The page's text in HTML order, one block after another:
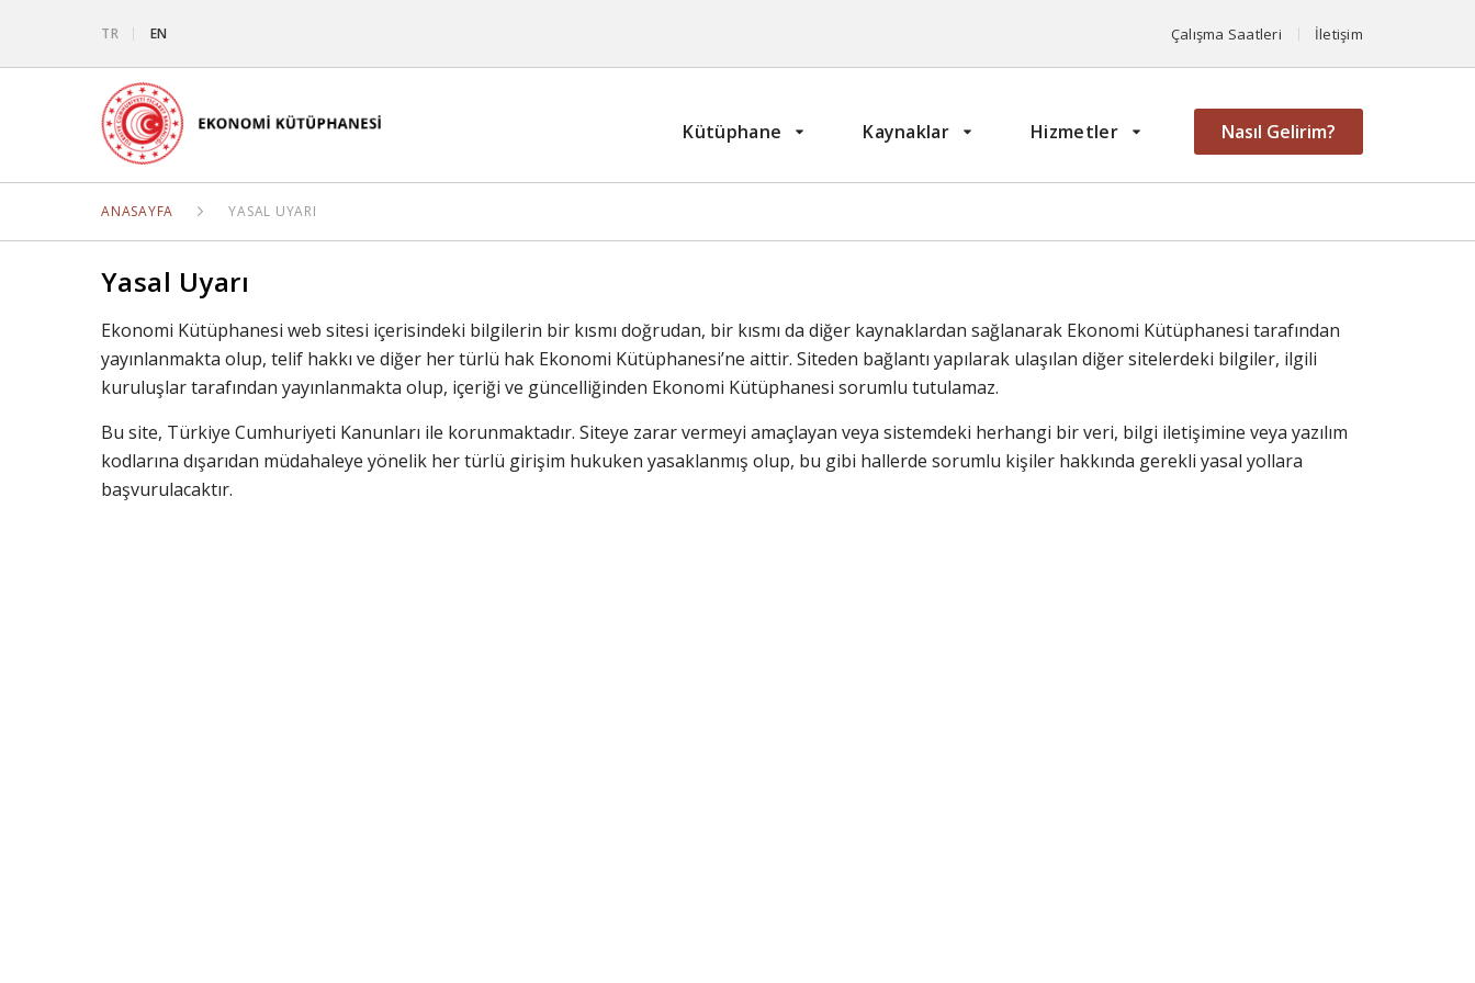
TR EN İletişim
Çalışma Saatleri
Kütüphane Kaynaklar Hizmetler Nasıl Gelirim?
ANASAYFA YASAL UYARI
Yasal Uyarı
Ekonomi Kütüphanesi web sitesi içerisindeki bilgilerin bir kısmı doğrudan, bir kısmı da diğer kaynaklardan sağlanarak Ekonomi Kütüphanesi tarafından
yayınlanmakta olup, telif hakkı ve diğer her türlü hak Ekonomi Kütüphanesi’ne aittir. Siteden bağlantı yapılarak ulaşılan diğer sitelerdeki bilgiler, ilgili
kuruluşlar tarafından yayınlanmakta olup, içeriği ve güncelliğinden Ekonomi Kütüphanesi sorumlu tutulamaz.
Bu site, Türkiye Cumhuriyeti Kanunları ile korunmaktadır. Siteye zarar vermeyi amaçlayan veya sistemdeki herhangi bir veri, bilgi iletişimine veya yazılım
kodlarına dışarıdan müdahaleye yönelik her türlü girişim hukuken yasaklanmış olup, bu gibi hallerde sorumlu kişiler hakkında gerekli yasal yollara
başvurulacaktır.